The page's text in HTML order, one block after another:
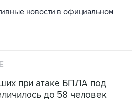
новости в официальном
при атаке БПЛА под
до 58 человек